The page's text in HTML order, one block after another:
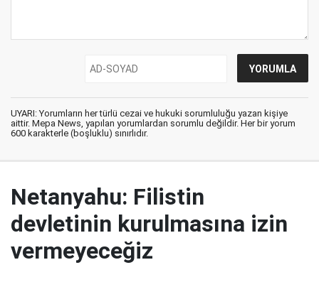
UYARI: Yorumların her türlü cezai ve hukuki sorumluluğu yazan kişiye
aittir. Mepa News, yapılan yorumlardan sorumlu değildir. Her bir yorum
600 karakterle (boşluklu) sınırlıdır.
Netanyahu: Filistin
devletinin kurulmasına izin
vermeyeceğiz